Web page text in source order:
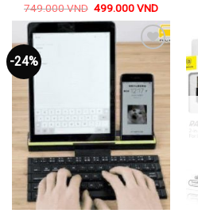
749.000VND 499.000VND
Mua ngay
-24%
vào
yêu
thích